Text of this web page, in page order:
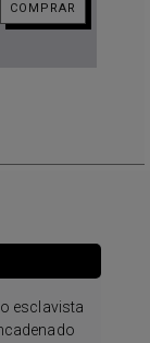
COMPRAR
esclavista